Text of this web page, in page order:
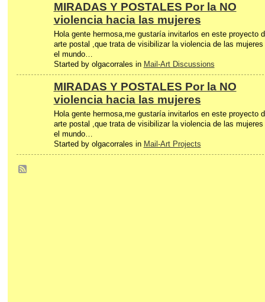
MIRADAS Y POSTALES Por la NO
violencia hacia las mujeres
Hola gente hermosa,me gustaría invitarlos en este proyecto
arte postal ,que trata de visibilizar la violencia de las mujeres
el mundo…
Started by olgacorrales in Mail-Art Discussions
MIRADAS Y POSTALES Por la NO
violencia hacia las mujeres
Hola gente hermosa,me gustaría invitarlos en este proyecto
arte postal ,que trata de visibilizar la violencia de las mujeres
el mundo…
Started by olgacorrales in Mail-Art Projects